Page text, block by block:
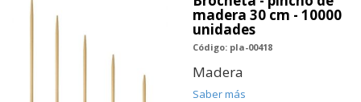
madera 30 cm - 10000
unidades
Código: pla-00418
Madera
Saber más